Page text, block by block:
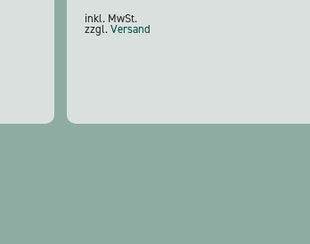
inkl. MwSt.
zzgl.Versand